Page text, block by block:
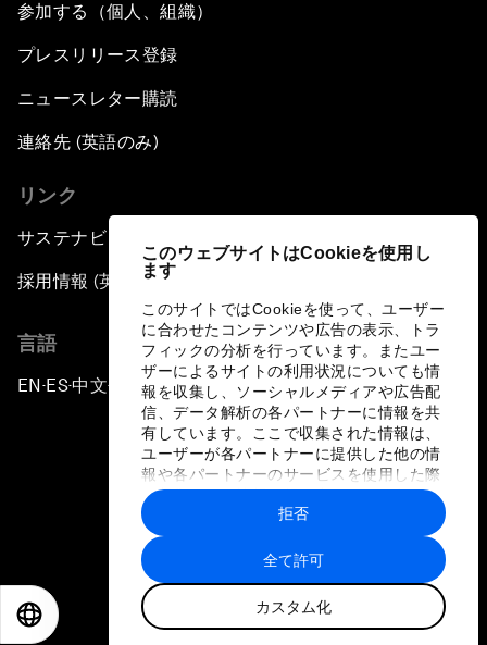
このウェブサイトはCookieを使用し
ます
このサイトではCookieを使って、ユーザー
に合わせたコンテンツや広告の表示、トラ
フィックの分析を行っています。またユー
ザーによるサイトの利用状況についても情
報を収集し、ソーシャルメディアや広告配
信、データ解析の各パートナーに情報を共
有しています。ここで収集された情報は、
ユーザーが各パートナーに提供した他の情
報や各パートナーのサービスを使用した際
に収集された情報と組み合わされ、各パー
トナーによって使用されることがありま
す。
全て許可
カスタム化
拒否
参加する（個人、組織）
プレスリリース登録
ニュースレター購読
連絡先 (英語のみ)
リンク
サステナビリティへの取り組み
採用情報 (英語のみ)
言語
EN ▪ ES▪中文▪ 日本語
プライバシーポリシーと利用規約
サイトマップ
©
世界経済フォーラム